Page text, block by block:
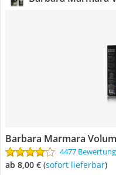
Barbara Marmara
4477
ab 8,00 € ( Sofort lieferbar)